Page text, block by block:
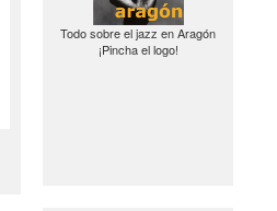
Todo sobre el jazz en Aragón
¡Pincha el logo!